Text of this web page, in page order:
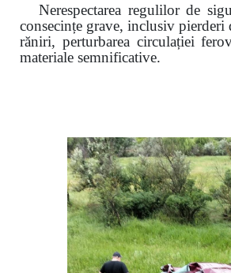
Nerespectarea regulilor de
consecințe grave, inclusiv pierderi
răniri, perturbarea circulației
materiale semnificative.